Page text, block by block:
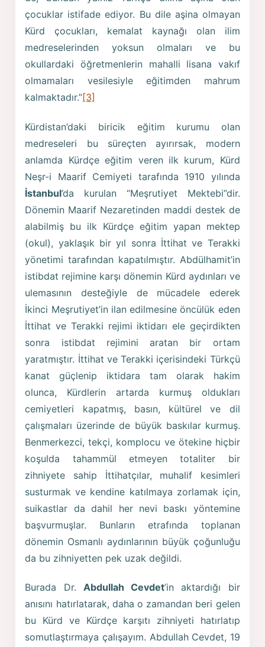
çocuklar istifade ediyor. Bu dile aşina olmayan
Kürd çocukları, kemalat kaynağı olan ilim
medreselerinden yoksun olmaları ve bu
okullardaki öğretmenlerin mahalli lisana vakıf
olmamaları vesilesiyle eğitimden mahrum
kalmaktadır.”[3]
Kürdistan’daki biricik eğitim kurumu olan
medreseleri bu süreçten ayırırsak, modern
anlamda Kürdçe eğitim veren ilk kurum, Kürd
Neşr-i Maarif Cemiyeti tarafında 1910 yılında
İstanbul’da kurulan “Meşrutiyet Mektebi”dir.
Dönemin Maarif Nezaretinden maddi destek de
alabilmiş bu ilk Kürdçe eğitim yapan mektep
(okul), yaklaşık bir yıl sonra İttihat ve Terakki
yönetimi tarafından kapatılmıştır. Abdülhamit’in
istibdat rejimine karşı dönemin Kürd aydınları ve
ulemasının desteğiyle de mücadele ederek
İkinci Meşrutiyet’in ilan edilmesine öncülük eden
İttihat ve Terakki rejimi iktidarı ele geçirdikten
sonra istibdat rejimini aratan bir ortam
yaratmıştır. İttihat ve Terakki içerisindeki Türkçü
kanat güçlenip iktidara tam olarak hakim
olunca, Kürdlerin artarda kurmuş oldukları
cemiyetleri kapatmış, basın, kültürel ve dil
çalışmaları üzerinde de büyük baskılar kurmuş.
Benmerkezci, tekçi, komplocu ve ötekine hiçbir
koşulda tahammül etmeyen totaliter bir
zihniyete sahip İttihatçılar, muhalif kesimleri
susturmak ve kendine katılmaya zorlamak için,
suikastlar da dahil her nevi baskı yöntemine
başvurmuşlar. Bunların etrafında toplanan
dönemin Osmanlı aydınlarının büyük çoğunluğu
da bu zihniyetten pek uzak değildi.
Burada Dr. Abdullah Cevdet’in aktardığı bir
anısını hatırlatarak, daha o zamandan beri gelen
bu Kürd ve Kürdçe karşıtı zihniyeti hatırlatıp
somutlaştırmaya çalışayım. Abdullah Cevdet, 19